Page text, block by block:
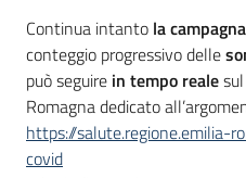
Continua intanto la
conteggio progressivo delle
può seguire in tempo reale
Romagna dedicato
https://salute.regione.emilia-
covid